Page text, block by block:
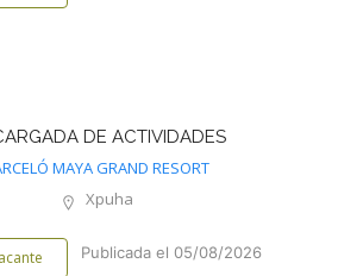
DE ACTIVIDADES
MAYA GRAND RESORT
Xpuha
Publicada el 05/08/2026